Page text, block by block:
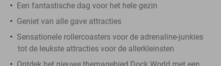
Een fantastische dag voor het hele gezin
Geniet van alle gave attracties
Sensationele rollercoasters voor de adrenaline-junkies
tot de leukste attracties voor de allerkleinsten